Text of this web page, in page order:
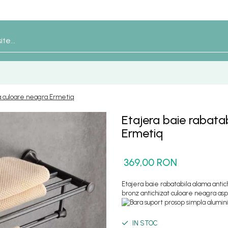
culoare neagra Ermetiq
Etajera baie
Ermetiq
369,00 RON
Etajera baie rabatabila alama
bronz antichizat culoare neagra
IN STOC